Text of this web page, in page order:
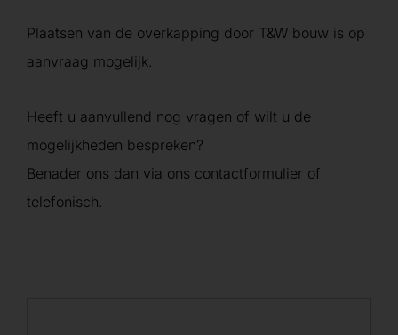
Plaatsen van de overkapping door T&W bouw is op
aanvraag mogelijk.
Heeft u aanvullend nog vragen of wilt u de
mogelijkheden bespreken?
Benader ons dan via ons contactformulier of
telefonisch.